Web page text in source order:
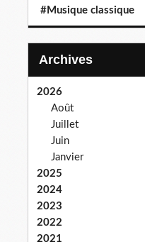
#Musique classique
Archives
2026
Août
Juillet
Juin
Janvier
2025
2024
2023
2022
2021